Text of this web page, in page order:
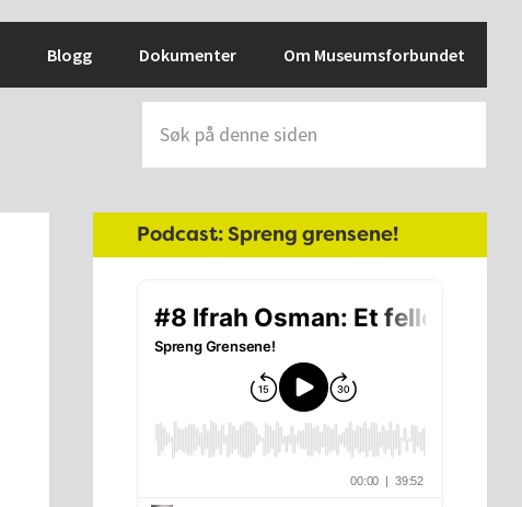
Blogg Dokumenter Om Museumsforbundet
på
denne
siden
Hoved
sidebar
Podcast: Spreng grensene!